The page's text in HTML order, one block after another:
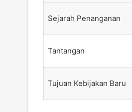
Sejarah Penanganan
Tantangan
Tujuan Kebijakan Baru